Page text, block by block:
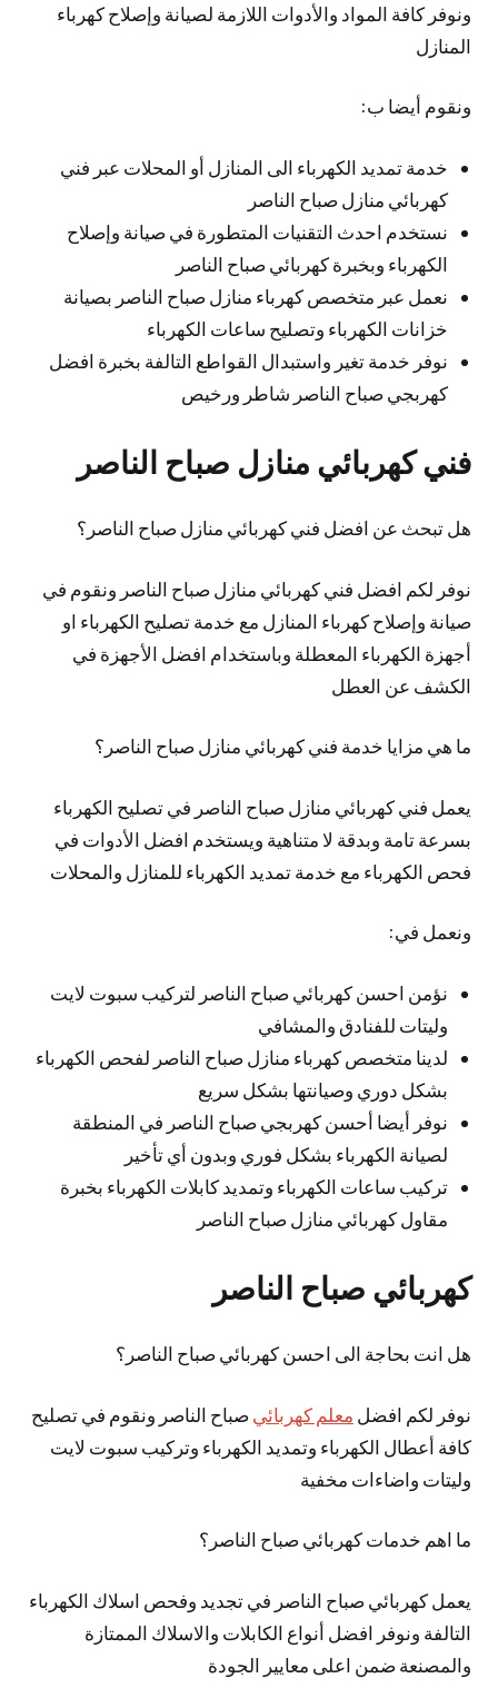
ونوفر كافة المواد والأدوات اللازمة لصيانة وإصلاح كهرباء
المنازل
ونقوم أيضا ب:
خدمة تمديد الكهرباء الى المنازل أو المحلات عبر فني
كهربائي منازل صباح الناصر
نستخدم احدث التقنيات المتطورة في صيانة وإصلاح
الكهرباء وبخبرة كهربائي صباح الناصر
نعمل عبر متخصص كهرباء منازل صباح الناصر بصيانة
خزانات الكهرباء وتصليح ساعات الكهرباء
نوفر خدمة تغير واستبدال القواطع التالفة بخبرة افضل
كهربجي صباح الناصر شاطر ورخيص
فني كهربائي منازل صباح الناصر
هل تبحث عن افضل فني كهربائي منازل صباح الناصر؟
نوفر لكم افضل فني كهربائي منازل صباح الناصر ونقوم في
صيانة وإصلاح كهرباء المنازل مع خدمة تصليح الكهرباء او
أجهزة الكهرباء المعطلة وباستخدام افضل الأجهزة في
الكشف عن العطل
ما هي مزايا خدمة فني كهربائي منازل صباح الناصر؟
يعمل فني كهربائي منازل صباح الناصر في تصليح الكهرباء
بسرعة تامة وبدقة لا متناهية ويستخدم افضل الأدوات في
فحص الكهرباء مع خدمة تمديد الكهرباء للمنازل والمحلات
ونعمل في:
نؤمن احسن كهربائي صباح الناصر لتركيب سبوت لايت
وليتات للفنادق والمشافي
لدينا متخصص كهرباء منازل صباح الناصر لفحص الكهرباء
بشكل دوري وصيانتها بشكل سريع
نوفر أيضا أحسن كهربجي صباح الناصر في المنطقة
لصيانة الكهرباء بشكل فوري وبدون أي تأخير
تركيب ساعات الكهرباء وتمديد كابلات الكهرباء بخبرة
مقاول كهربائي منازل صباح الناصر
كهربائي صباح الناصر
هل انت بحاجة الى احسن كهربائي صباح الناصر؟
نوفر لكم افضل معلم كهربائي صباح الناصر ونقوم في تصليح
كافة أعطال الكهرباء وتمديد الكهرباء وتركيب سبوت لايت
وليتات واضاءات مخفية
ما اهم خدمات كهربائي صباح الناصر؟
يعمل كهربائي صباح الناصر في تجديد وفحص اسلاك الكهرباء
التالفة ونوفر افضل أنواع الكابلات والاسلاك الممتازة
والمصنعة ضمن اعلى معايير الجودة